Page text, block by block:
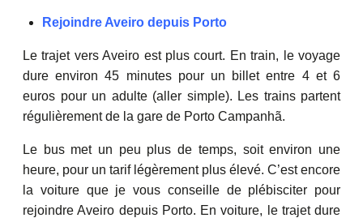
Rejoindre Aveiro depuis Porto
Le trajet vers Aveiro est plus court. En train, le voyage
dure environ 45 minutes pour un billet entre 4 et 6
euros pour un adulte (aller simple). Les trains partent
régulièrement de la gare de Porto Campanhã.
Le bus met un peu plus de temps, soit environ une
heure, pour un tarif légèrement plus élevé. C’est encore
la voiture que je vous conseille de plébisciter pour
rejoindre Aveiro depuis Porto. En voiture, le trajet dure